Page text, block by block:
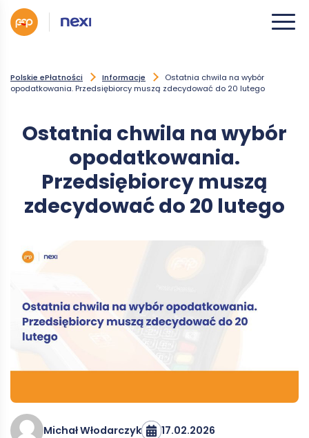
Polskie ePłatności Informacje
Ostatnia chwila na wybór
opodatkowania. Przedsiębiorcy muszą zdecydować do 20 lutego
Ostatnia chwila na wybór
opodatkowania.
Przedsiębiorcy muszą
zdecydować do 20 lutego
Michał Włodarczyk
17.02.2026